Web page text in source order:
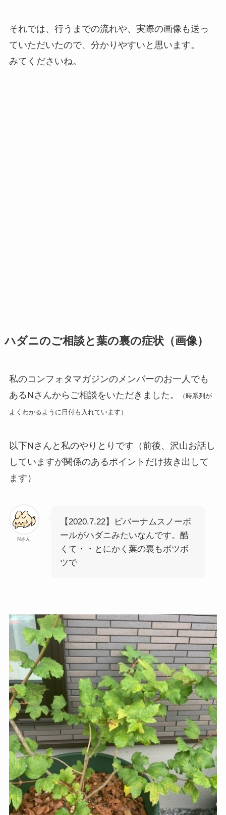
それでは、行うまでの流れや、実際の画像も送っ
ていただいたので、分かりやすいと思います。
みてくださいね。
ハダニのご相談と葉の裏の症状（画像）
私のコンフォタマガジンのメンバーのお一人でも
あるNさんからご相談をいただきました。
（時系列が
よくわかるように日付も入れています）
以下Nさんと私のやりとりです（前後、沢山お話し
していますが関係のあるポイントだけ抜き出して
ます）
Nさん
【2020.7.22】ビバーナムスノーボ
ールがハダニみたいなんです。酷
くて・・とにかく葉の裏もボツボ
ツで